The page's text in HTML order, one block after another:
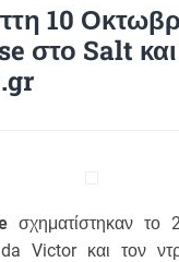
10
στο Salt
σχηματίστηκαν το
Victor και τον